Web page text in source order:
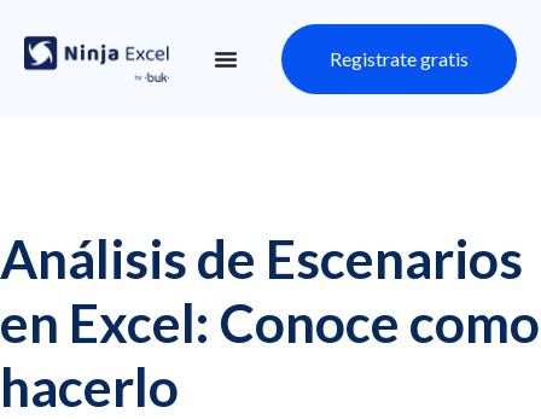
Registrate gratis
Análisis de Escenarios
en Excel: Conoce como
hacerlo